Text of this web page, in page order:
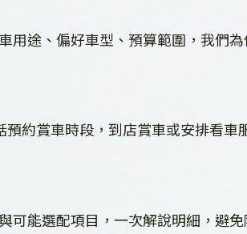
用途、偏好車型、預算範圍，我們
預約賞車時段，到店賞車或安排看
可能選配項目，一次解說明細，避